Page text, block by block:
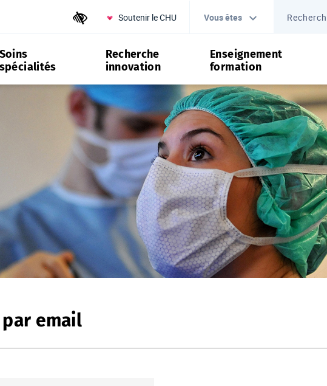
Outils d'accessibilité
Soutenir le CHU Vous êtes
Soins
spécialités
Recherche
innovation
Enseignement
formation
email